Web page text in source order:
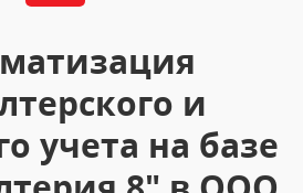
и
учета на базе